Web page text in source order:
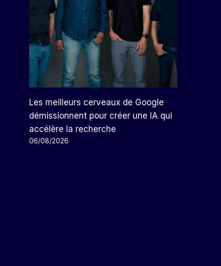
Les meilleurs cerveaux de Google
démissionnent pour créer une IA qui
accélère la recherche
06/08/2026